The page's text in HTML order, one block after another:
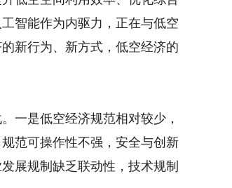
智能作为内驱力，正在与低空
新行为、新方式，低空经济的
是低空经济规范相对较少，
范可操作性不强，安全与创新
展规制缺乏联动性，技术规制